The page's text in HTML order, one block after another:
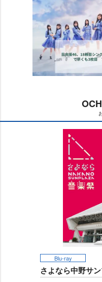
Blu-ray
さよなら中野サ